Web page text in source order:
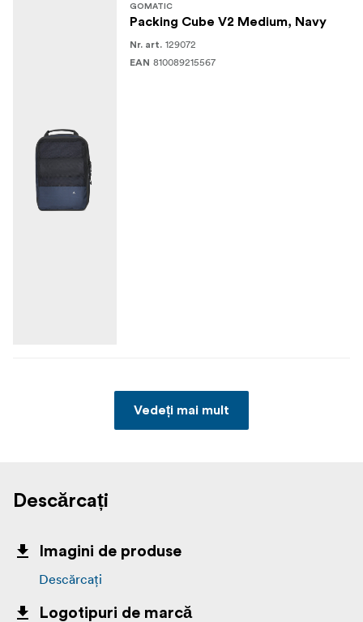
GOMATIC
Packing Cube V2 Medium, Navy
Nr. art. 129072
EAN 810089215567
Vedeți mai mult
Descărcați
Imagini de produse
Descărcați
Logotipuri de marcă